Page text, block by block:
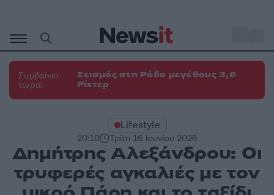
περιεχόμενο
Συμβαίνει
τώρα:
Σεισμός στη Ρόδο μεγέθους 3,6
Ρίχτερ
Lifestyle
20:10 Τρίτη 16 Ιουνίου 2026
Δημήτρης Αλεξάνδρου: Οι
τρυφερές αγκαλιές με τον